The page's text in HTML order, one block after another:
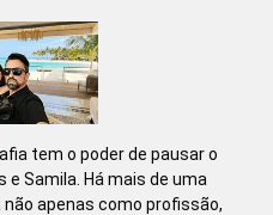
tem o poder de pausar o
e Samila. Há mais de uma
apenas como profissão,